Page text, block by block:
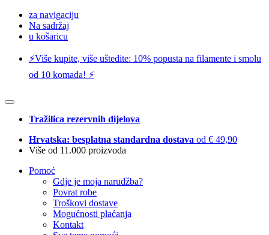
za navigaciju
Na sadržaj
u košaricu
⚡️Više kupite, više uštedite: 10% popusta na filamente i smolu
od 10 komada! ⚡️
Tražilica rezervnih dijelova
Hrvatska: besplatna standardna dostava od € 49,90
Više od 11.000 proizvoda
Pomoć
Gdje je moja narudžba?
Povrat robe
Troškovi dostave
Mogućnosti plaćanja
Kontakt